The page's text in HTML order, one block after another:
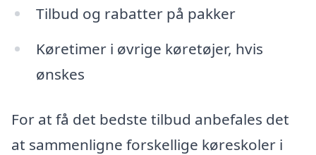
Tilbud og rabatter på pakker
Køretimer i øvrige køretøjer, hvis
ønskes
For at få det bedste tilbud anbefales det
at sammenligne forskellige køreskoler i